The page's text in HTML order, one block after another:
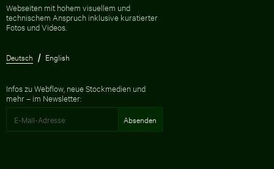
Webseiten mit hohem visuellem und
technischem Anspruch inklusive kuratierter
Fotos und Videos.
Deutsch English
Infos zu Webflow, neue Stockmedien und
mehr – im Newsletter: